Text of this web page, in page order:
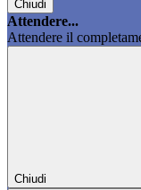
Chiudi
Attendere...
Attendere il
Chiudi